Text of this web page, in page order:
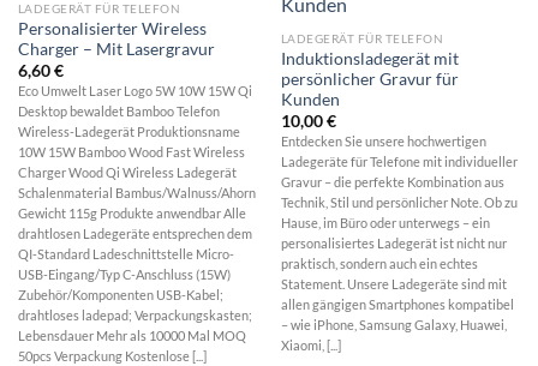
LADEGERÄT FÜR TELEFON
Personalisierter Wireless
Charger – Mit Lasergravur
6,60€
Eco Umwelt Laser Logo 5W 10W 15W Qi
Desktop bewaldet Bamboo Telefon
Wireless-Ladegerät Produktionsname
10W 15W Bamboo Wood Fast Wireless
Charger Wood Qi Wireless Ladegerät
Schalenmaterial Bambus/Walnuss/Ahorn
Gewicht 115g Produkte anwendbar Alle
drahtlosen Ladegeräte entsprechen dem
QI-Standard Ladeschnittstelle Micro-
USB-Eingang/Typ C-Anschluss (15W)
Zubehör/Komponenten USB-Kabel;
drahtloses ladepad; Verpackungskasten;
Lebensdauer Mehr als 10000 Mal MOQ
50pcs Verpackung Kostenlose [...]
LADEGERÄT FÜR TELEFON
Induktionsladegerät mit
persönlicher Gravur für
Kunden
10,00€
Entdecken Sie unsere hochwertigen
Ladegeräte für Telefone mit individueller
Gravur – die perfekte Kombination aus
Technik, Stil und persönlicher Note. Ob zu
Hause, im Büro oder unterwegs – ein
personalisiertes Ladegerät ist nicht nur
praktisch, sondern auch ein echtes
Statement. Unsere Ladegeräte sind mit
allen gängigen Smartphones kompatibel
– wie iPhone, Samsung Galaxy, Huawei,
Xiaomi, [...]